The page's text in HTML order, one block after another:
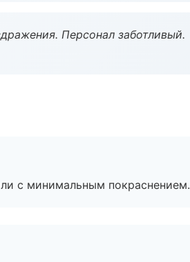
Персонал заботливый.
с минимальным покраснением.